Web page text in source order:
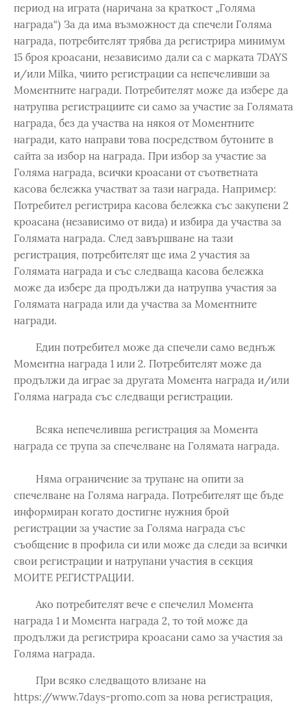
период на играта (наричана за краткост „Голяма
награда“) За да има възможност да спечели Голяма
награда, потребителят трябва да регистрира минимум
15 броя кроасани, независимо дали са с марката 7DAYS
и/или Milka, чиито регистрации са непечеливши за
Моментните награди. Потребителят може да избере да
натрупва регистрациите си само за участие за Голямата
награда, без да участва на някоя от Моментните
награди, като направи това посредством бутоните в
сайта за избор на награда. При избор за участие за
Голяма награда, всички кроасани от съответната
касова бележка участват за тази награда. Например:
Потребител регистрира касова бележка със закупени 2
кроасана (независимо от вида) и избира да участва за
Голямата награда. След завършване на тази
регистрация, потребителят ще има 2 участия за
Голямата награда и със следваща касова бележка
може да избере да продължи да натрупва участия за
Голямата награда или да участва за Моментните
награди.
Един потребител може да спечели само веднъж
Моментна награда 1 или 2. Потребителят може да
продължи да играе за другата Момента награда и/или
Голяма награда със следващи регистрации.
Всяка непечеливша регистрация за Момента
награда се трупа за спечелване на Голямата награда.
Няма ограничение за трупане на опити за
спечелване на Голяма награда. Потребителят ще бъде
информиран когато достигне нужния брой
регистрации за участие за Голяма награда със
съобщение в профила си или може да следи за всички
свои регистрации и натрупани участия в секция
МОИТЕ РЕГИСТРАЦИИ.
Ако потребителят вече е спечелил Момента
награда 1 и Момента награда 2, то той може да
продължи да регистрира кроасани само за участия за
Голяма награда.
При всяко следващото влизане на
https://www.7days-promo.com за нова регистрация,